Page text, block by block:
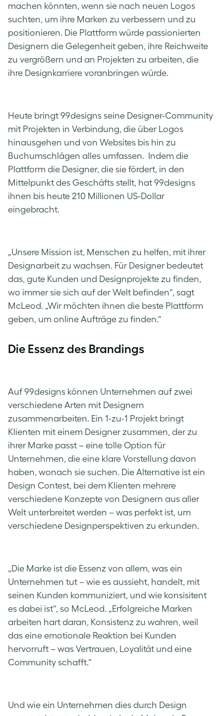
machen könnten, wenn sie nach neuen Logos
suchten, um ihre Marken zu verbessern und zu
positionieren. Die Plattform würde passionierten
Designern die Gelegenheit geben, ihre Reichweite
zu vergrößern und an Projekten zu arbeiten, die
ihre Designkarriere voranbringen würde.
Heute bringt 99designs seine Designer-Community
mit Projekten in Verbindung, die über Logos
hinausgehen und von Websites bis hin zu
Buchumschlägen alles umfassen. Indem die
Plattform die Designer, die sie fördert, in den
Mittelpunkt des Geschäfts stellt, hat 99designs
ihnen bis heute 210 Millionen US-Dollar
eingebracht.
„Unsere Mission ist, Menschen zu helfen, mit ihrer
Designarbeit zu wachsen. Für Designer bedeutet
das, gute Kunden und Designprojekte zu finden,
wo immer sie sich auf der Welt befinden“, sagt
McLeod. „Wir möchten ihnen die beste Plattform
geben, um online Aufträge zu finden.“
Die Essenz des Brandings
Auf 99designs können Unternehmen auf zwei
verschiedene Arten mit Designern
zusammenarbeiten. Ein 1-zu-1 Projekt bringt
Klienten mit einem Designer zusammen, der zu
ihrer Marke passt – eine tolle Option für
Unternehmen, die eine klare Vorstellung davon
haben, wonach sie suchen. Die Alternative ist ein
Design Contest, bei dem Klienten mehrere
verschiedene Konzepte von Designern aus aller
Welt unterbreitet werden – was perfekt ist, um
verschiedene Designperspektiven zu erkunden.
„Die Marke ist die Essenz von allem, was ein
Unternehmen tut – wie es aussieht, handelt, mit
seinen Kunden kommuniziert, und wie konsisitent
es dabei ist“, so McLeod. „Erfolgreiche Marken
arbeiten hart daran, Konsistenz zu wahren, weil
das eine emotionale Reaktion bei Kunden
hervorruft – was Vertrauen, Loyalität und eine
Community schafft.“
Und wie ein Unternehmen dies durch Design